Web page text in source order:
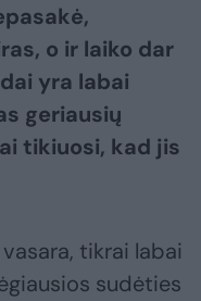
o ir laiko dar
yra labai
geriausių
tikiuosi, kad jis
tikrai labai
sudėties